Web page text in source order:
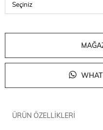
ÜRÜN ÖZELLIKLERI